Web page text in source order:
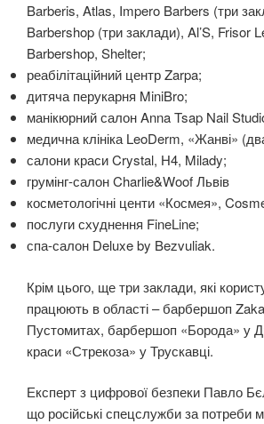
Barberis, Atlas, Impero Barbers (три
Barbershop (три заклади), Al’S, Frisor
Barbershop, Shelter;
реабілітаційний центр Zarpa;
дитяча перукарня MiniBro;
манікюрний салон Anna Tsap Nail
медична клініка LeoDerm, «Жанві»
салони краси Crystal, Н4, Milady;
грумінг-салон Charlie&Woof Львів
косметологічні центи «Космея»,
послуги схуднення FineLine;
спа-салон Deluxe by Bezvuliak.
Крім цього, ще три заклади, які
працюють в області – барбершоп
Пустомитах, барбершоп «Борода» у
краси «Стрекоза» у Трускавці.
Експерт з цифрової безпеки Павло
що російські спецслужби за потреби